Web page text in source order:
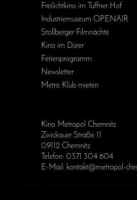
Freilichtkino im Tuffner Hof
Industriemuseum OPENAIR
Stollberger Filmnächte
Kino im Dürer
Ferienprogramm
Newsletter
Metro Klub mieten
Kino Metropol Chemnitz
Zwickauer Straße 11
09112 Chemnitz
Telefon: 0371 304 604
E-Mail: kontakt@metropol-